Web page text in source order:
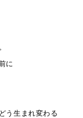
に
う生まれ変わる